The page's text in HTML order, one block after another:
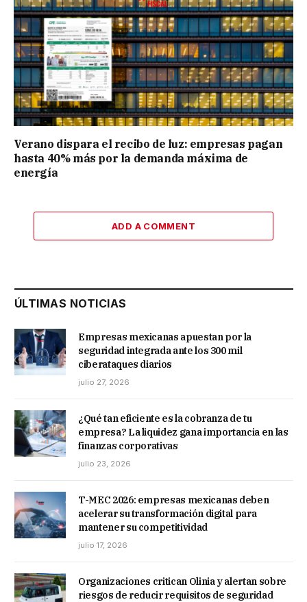
Verano dispara el recibo de luz: empresas pagan
hasta 40% más por la demanda máxima de
energía
ADD A COMMENT
ÚLTIMAS NOTICIAS
Empresas mexicanas apuestan por la
seguridad integrada ante los 300 mil
ciberataques diarios
julio 27, 2026
¿Qué tan eficiente es la cobranza de tu
empresa? La liquidez gana importancia en las
finanzas corporativas
julio 23, 2026
T-MEC 2026: empresas mexicanas deben
acelerar su transformación digital para
mantener su competitividad
julio 17, 2026
Organizaciones critican Olinia y alertan sobre
riesgos de reducir requisitos de seguridad